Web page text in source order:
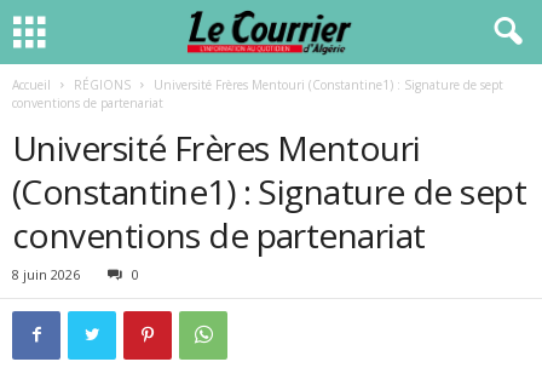
Accueil RÉGIONS
Université Frères Mentouri (Constantine1) : Signature de sept
conventions de partenariat
Université Frères Mentouri
(Constantine1) : Signature de sept
conventions de partenariat
8 juin 2026 0